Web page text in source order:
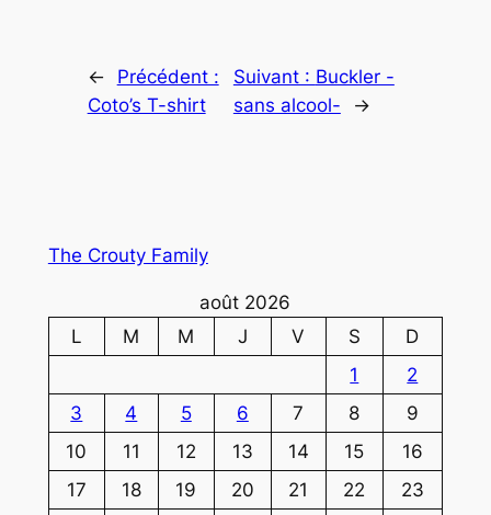
←
Précédent :
Coto’s T-shirt
Suivant : Buckler -
sans alcool-
→
The Crouty Family
août 2026
L
M M J V S
D
1
2
3
4 5 6 7 8
9
10
11 12 13 14 15
16
17
18 19 20 21 22
23